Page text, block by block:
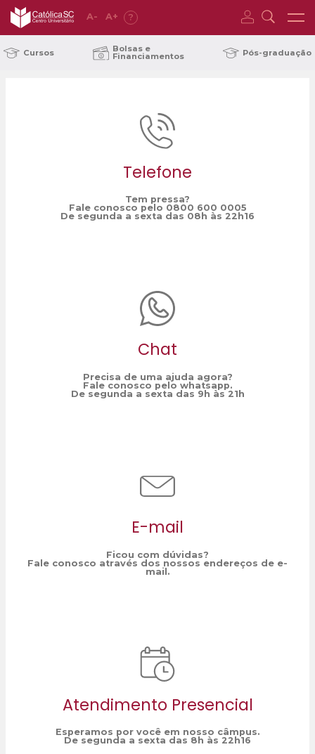
A- A+ ?
Cursos Bolsas e
Financiamentos Pós-graduação
Telefone
Tem pressa?
Fale conosco pelo 0800 600 0005
De segunda a sexta das 08h às 22h16
Chat
Precisa de uma ajuda agora?
Fale conosco pelo whatsapp.
De segunda a sexta das 9h às 21h
E-mail
Ficou com dúvidas?
Fale conosco através dos nossos endereços de e-
mail.
Atendimento Presencial
Esperamos por você em nosso câmpus.
De segunda a sexta das 8h às 22h16